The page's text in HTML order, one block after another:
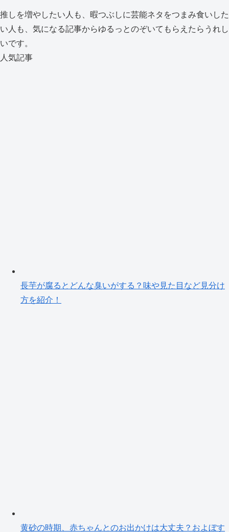
推しを増やしたい人も、暇つぶしに芸能ネタをつまみ食いした
い人も、気になる記事からゆるっとのぞいてもらえたらうれし
いです。
人気記事
長芋が腐るとどんな臭いがする？味や見た目など見分け
方を紹介！
黄砂の時期、赤ちゃんとのお出かけは大丈夫？およぼす